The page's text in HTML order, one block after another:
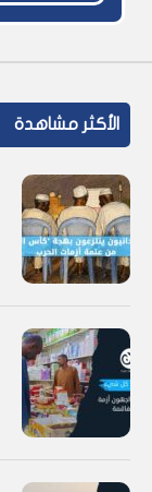
الأكثر مشاهدة